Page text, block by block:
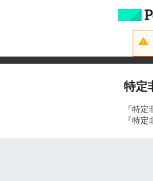
特定
『特
『特